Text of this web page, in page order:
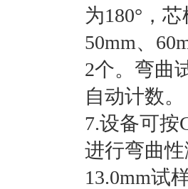
为180°，
50mm、
2个。弯曲
自动计数。
7.设备可按
进行弯曲
13.0mm试